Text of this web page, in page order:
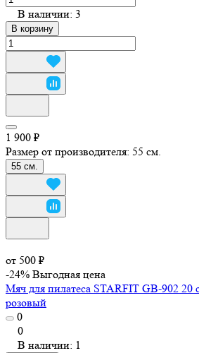
В наличии: 3
В корзину
1 900 ₽
Размер от производителя: 55 см.
55 см.
от 500 ₽
-24% Выгодная цена
Мяч для пилатеса STARFIT GB-902 20
розовый
0
0
В наличии: 1